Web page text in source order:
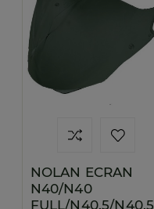
NOLAN ECRAN
N40/N40
FULL/N40.5/N40.5